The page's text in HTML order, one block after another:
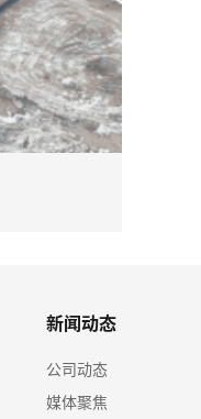
新闻动态
公司动态
媒体聚焦